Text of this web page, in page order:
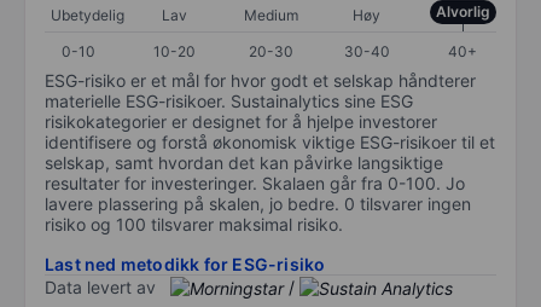
Ubetydelig Lav Medium Høy Alvorlig
0-10 10-20 20-30 30-40 40+
ESG-risiko er et mål for hvor godt et selskap håndterer
materielle ESG-risikoer. Sustainalytics sine ESG
risikokategorier er designet for å hjelpe investorer
identifisere og forstå økonomisk viktige ESG-risikoer til et
selskap, samt hvordan det kan påvirke langsiktige
resultater for investeringer. Skalaen går fra 0-100. Jo
lavere plassering på skalen, jo bedre. 0 tilsvarer ingen
risiko og 100 tilsvarer maksimal risiko.
Last ned metodikk for ESG-risiko
Data levert av
/